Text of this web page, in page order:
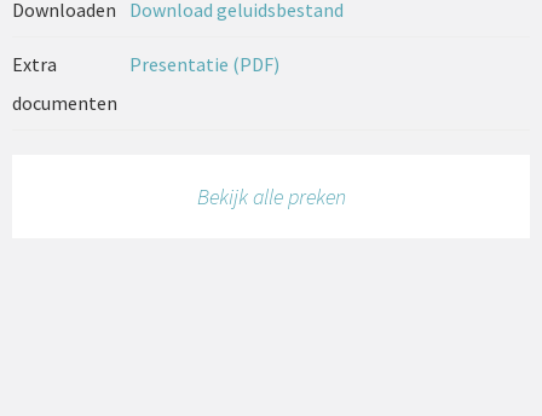
Downloaden Download geluidsbestand
Extra
documenten
Presentatie (PDF)
Bekijk alle preken